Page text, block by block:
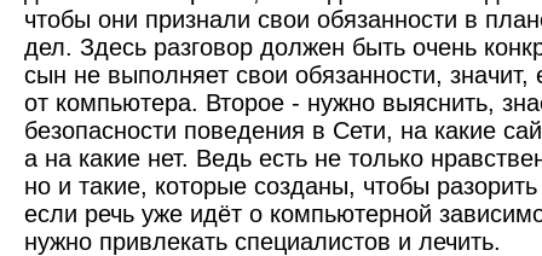
чтобы они признали свои обязанности в
дел. Здесь разговор должен быть очень
сын не выполняет свои обязанности, значит,
от компьютера. Второе - нужно выяснить,
безопасности поведения в Сети, на какие
а на какие нет. Ведь есть не только
но и такие, которые созданы, чтобы
если речь уже идёт о компьютерной
нужно привлекать специалистов и лечить.